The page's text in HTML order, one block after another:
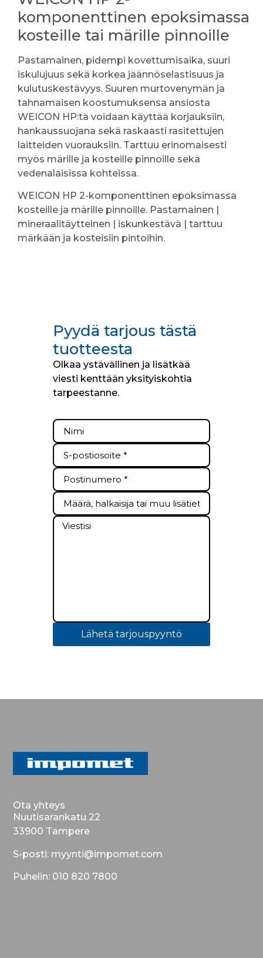
komponenttinen epoksimassa
kosteille tai märille pinnoille
Pastamainen, pidempi kovettumisaika, suuri
iskulujuus sekä korkea jäännöselastisuus ja
kulutuskestävyys. Suuren murtovenymän ja
tahnamaisen koostumuksensa ansiosta
WEICON HP:tä voidaan käyttää korjauksiin,
hankaussuojana sekä raskaasti rasitettujen
laitteiden vuorauksiin. Tarttuu erinomaisesti
myös märille ja kosteille pinnoille sekä
vedenalaisissa kohteissa.
WEICON HP 2-komponenttinen epoksimassa
kosteille ja märille pinnoille. Pastamainen |
mineraalitäytteinen | iskunkestävä | tarttuu
märkään ja kosteisiin pintoihin.
Pyydä tarjous tästä
tuotteesta
Olkaa ystävällinen ja lisätkää
viesti kenttään yksityiskohtia
tarpeestanne.
Lähetä tarjouspyyntö
Ota yhteys
Nuutisarankatu 22
33900 Tampere
S-posti: myynti@impomet.com
Puhelin: 010 820 7800